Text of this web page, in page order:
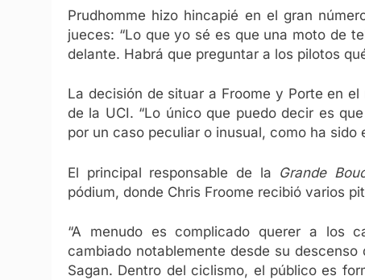
Prudhomme hizo hincapié en el gran
jueces: “Lo que yo sé es que una moto de
delante. Habrá que preguntar a los pilotos
La decisión de situar a Froome y Porte en
de la UCI. “Lo único que puedo decir es
por un caso peculiar o inusual, como ha sido
El principal responsable de la Grande
pódium, donde Chris Froome recibió varios
“A menudo es complicado querer a los
cambiado notablemente desde su
Sagan. Dentro del ciclismo, el público es